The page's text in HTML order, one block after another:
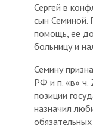
Сергей в
сын Семиной.
помощь, ее
больницу и
Семину
РФ и п. «в» ч.
позиции
назначил